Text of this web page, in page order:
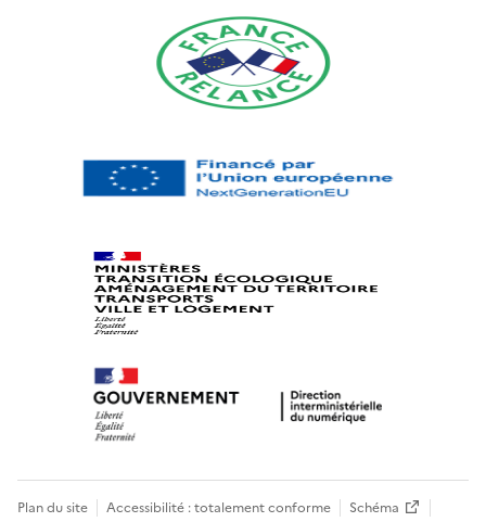
Plan du site Accessibilité : totalement conforme Schéma